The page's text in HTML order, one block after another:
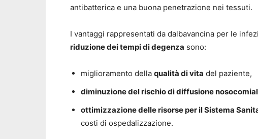
antibatterica e una buona penetrazione nei tessuti.
I vantaggi rappresentati da dalbavancina per le
riduzione dei tempi di degenza sono:
miglioramento della qualità di vita del paziente,
diminuzione del rischio di diffusione
ottimizzazione delle risorse per il Sistema
costi di ospedalizzazione.